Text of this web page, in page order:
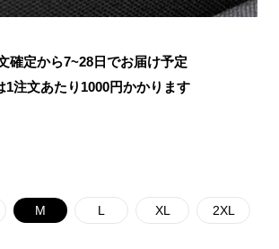
確定から7~28日でお届け予定
1注文あたり 1000円かかります
M L XL 2XL